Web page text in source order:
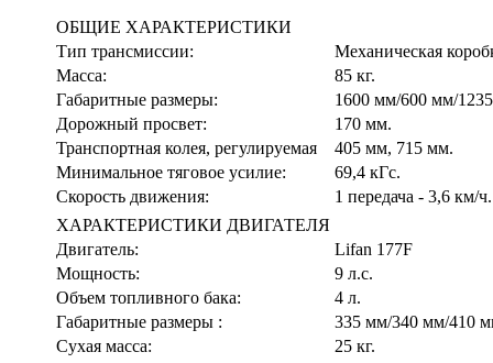
ОБЩИЕ ХАРАКТЕРИСТИКИ
Тип трансмиссии:
Механическая
Масса:
85 кг.
Габаритные размеры:
1600 мм/600 мм/
Дорожный просвет:
170 мм.
Транспортная колея, регулируемая
405 мм, 715 мм.
Минимальное тяговое усилие:
69,4 кГс.
Скорость движения:
1 передача - 3,6 км/
ХАРАКТЕРИСТИКИ ДВИГАТЕЛЯ
Двигатель:
Lifan 177F
Мощность:
9 л.с.
Объем топливного бака:
4 л.
Габаритные размеры :
335 мм/340 мм/410
Сухая масса:
25 кг.